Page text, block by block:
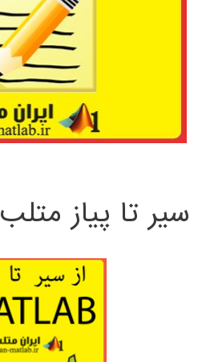
سیر تا پیاز متلب MATLAB